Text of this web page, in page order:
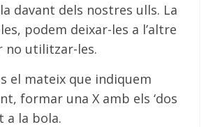
davant dels nostres ulls. La
podem deixar-les a l’altre
no utilitzar-les.
el mateix que indiquem
formar una X amb els ‘dos
a la bola.